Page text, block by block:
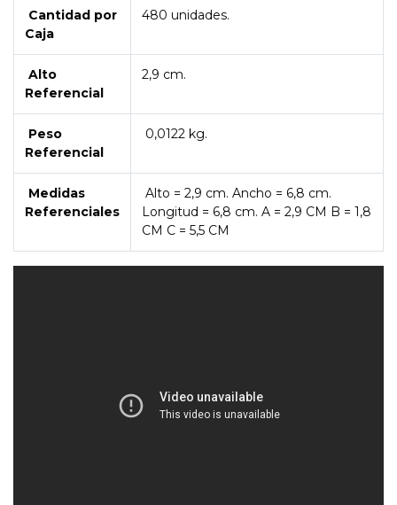
Cantidad por
Caja
480 unidades.
Alto
Referencial
2,9 cm.
Peso
Referencial
0,0122 kg.
Medidas
Referenciales
Alto = 2,9 cm. Ancho = 6,8 cm.
Longitud = 6,8 cm. A = 2,9 CM B = 1,8
CM C = 5,5 CM